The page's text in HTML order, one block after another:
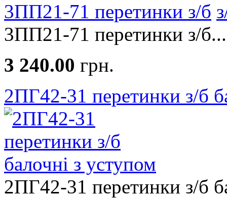
3ПП21-71 перетинки з/б
3ПП21-71 перетинки з/б...
3 240.00 грн.
2ПГ42-31 перетинки з/б
2ПГ42-31 перетинки з/б